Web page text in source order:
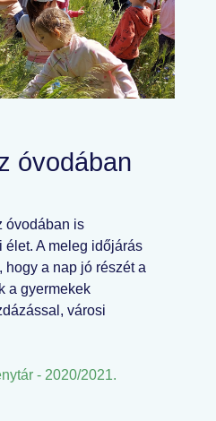
óvodában
óvodában is
élet. A meleg időjárás
hogy a nap jó részét a
a gyermekek
városi
- 2020/2021.